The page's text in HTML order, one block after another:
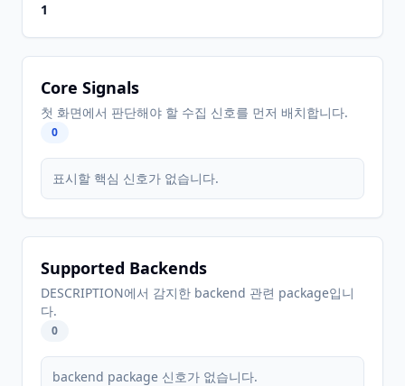
1
Core Signals
첫 화면에서 판단해야 할 수집 신호를 먼저 배치합니다.
0
표시할 핵심 신호가 없습니다.
Supported Backends
DESCRIPTION에서 감지한 backend 관련 package입니
다.
0
backend package 신호가 없습니다.